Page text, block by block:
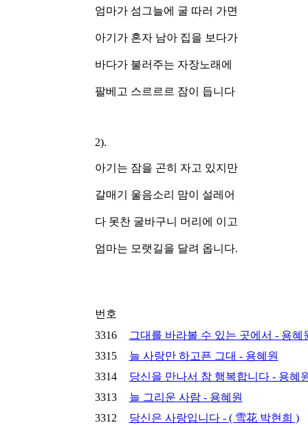
엄마가 섬그늘에 굴 따러 가면
아기가 혼자 남아 집을 보다가
바다가 불러주는 자장노래에
팔베고 스르르르 잠이 듭니다
2).
아기는 잠을 곤히 자고 있지만
갈매기 울음소리 맘이 설레어
다 못찬 굴바구니 머리에 이고
엄마는 모랫길을 달려 옵니다.
번호
3316
그대를 바라볼 수 있는 곳에서 - 용혜
3315
늘 사랑만 하고픈 그대 - 용혜원
3314
당신을 만나서 참 행복합니다 - 용혜
3313
늘 그리운 사람 - 용혜원
3312
당신은 사랑입니다 - ( 雪花 박현희 )